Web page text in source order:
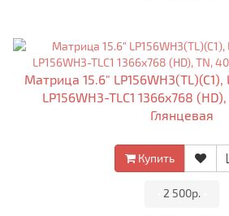
Матрица 15.6" LP156WH3(TL)(C1),
LP156WH3-TLC1 1366x768
Глянцевая
Купить
2 500р.